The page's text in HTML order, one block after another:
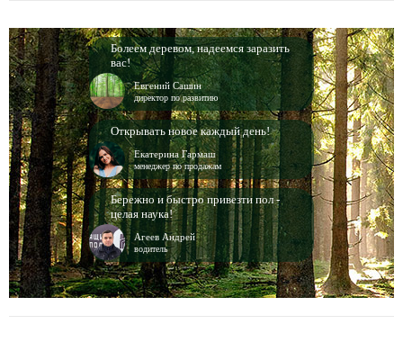
Болеем деревом, надеемся заразить
вас!
Евгений Сашин
директор по развитию
Открывать новое каждый день!
Екатерина Гармаш
менеджер по продажам
Бережно и быстро привезти пол -
целая наука!
Агеев Андрей
водитель